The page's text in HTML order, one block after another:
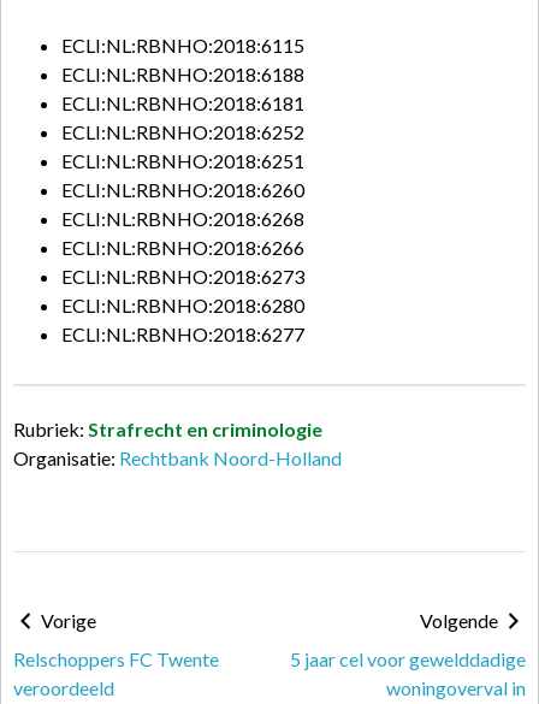
ECLI:NL:RBNHO:2018:6115
ECLI:NL:RBNHO:2018:6188
ECLI:NL:RBNHO:2018:6181
ECLI:NL:RBNHO:2018:6252
ECLI:NL:RBNHO:2018:6251
ECLI:NL:RBNHO:2018:6260
ECLI:NL:RBNHO:2018:6268
ECLI:NL:RBNHO:2018:6266
ECLI:NL:RBNHO:2018:6273
ECLI:NL:RBNHO:2018:6280
ECLI:NL:RBNHO:2018:6277
Rubriek: Strafrecht en criminologie
Organisatie: Rechtbank Noord-Holland
Vorige
Relschoppers FC Twente
veroordeeld
Volgende
5 jaar cel voor gewelddadige
woningoverval in